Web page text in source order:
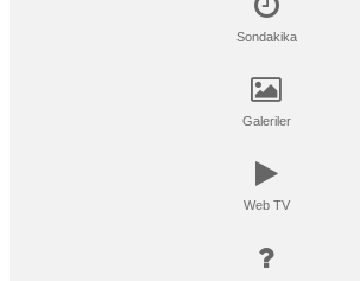
Sondakika
Galeriler
Web TV